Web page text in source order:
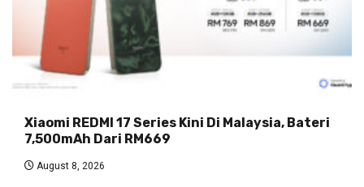
Xiaomi REDMI 17 Series Kini Di Malaysia, Bateri
7,500mAh Dari RM669
August 8, 2026